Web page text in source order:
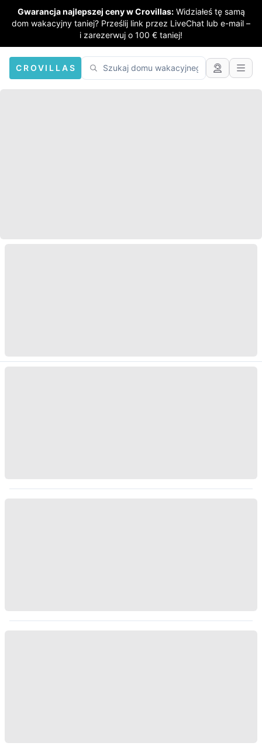
Gwarancja najlepszej ceny w Crovillas: Widziałeś tę samą
dom wakacyjny taniej? Prześlij link przez LiveChat lub e-mail –
i zarezerwuj o 100 € taniej!
CROVILLAS